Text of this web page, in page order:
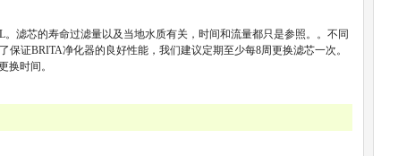
滤芯的寿命过滤量以及当地水质有关，时间和流量都只是参照。。不同
证BRITA净化器的良好性能，我们建议定期至少每8周更换滤芯一次。
换时间。